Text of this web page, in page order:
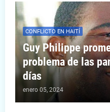
CONFLICTO EN HAITÍ
Guy Philippe
problema de las
días
enero 05, 2024